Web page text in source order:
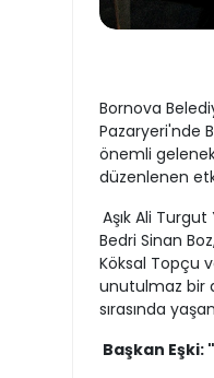
Bornova
Pazaryeri'nde
önemli
düzenlenen
Aşık Ali Turgut
Bedri Sinan
Köksal Topçu
unutulmaz bir
sırasında
Başkan